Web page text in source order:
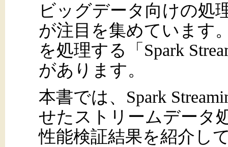
ビッグデータ向けの処
が注目を集めています
を処理する「Spark
があります。
本書では、Spark
せたストリームデータ
性能検証結果を紹介し